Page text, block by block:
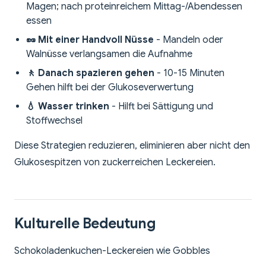
Magen; nach proteinreichem Mittag-/Abendessen
essen
🥜 Mit einer Handvoll Nüsse - Mandeln oder
Walnüsse verlangsamen die Aufnahme
🚶 Danach spazieren gehen - 10-15 Minuten
Gehen hilft bei der Glukoseverwertung
💧 Wasser trinken - Hilft bei Sättigung und
Stoffwechsel
Diese Strategien reduzieren, eliminieren aber nicht den
Glukosespitzen von zuckerreichen Leckereien.
Kulturelle Bedeutung
Schokoladenkuchen-Leckereien wie Gobbles